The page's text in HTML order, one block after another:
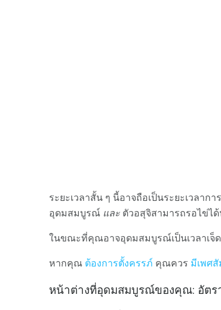
ระยะเวลาสั้น ๆ นี้อาจถือเป็นระยะเวลา
อุดมสมบูรณ์ และ ตัวอสุจิสามารถรอไข่ไ
ในขณะที่คุณอาจอุดมสมบูรณ์เป็นเวลาเจ็
หากคุณ ต้องการตั้งครรภ์ คุณควร มีเพศ
หน้าต่างที่อุดมสมบูรณ์ของคุณ: อัตร